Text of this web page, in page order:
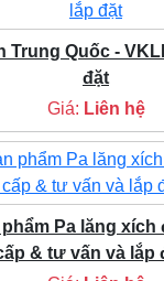
Trung Quốc -
đặt
Giá: Liên hệ
Pa lăng xích
& tư vấn và lắp